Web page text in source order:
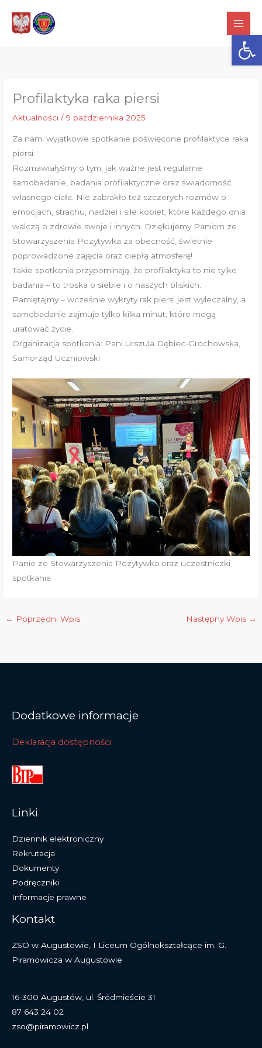
treści
Profilaktyka raka piersi
Aktualności /9 października 2025
Za nami wyjątkowe spotkanie poświęcone profilaktyce raka
piersi.
Rozmawiałyśmy o tym, jak ważne jest regularne
samobadanie, badania profilaktyczne oraz świadomość
własnego ciała. Nie zabrakło też szczerych rozmów o
emocjach, strachu, nadziei i sile kobiet, które każdego dnia
walczą o zdrowie swoje i innych. Dziękujemy Paniom ze
Stowarzyszenia Pozytywka za obecność, świetnie
poprowadzone zajęcia oraz ciepłą atmosferę!
Takie spotkania przypominają, że profilaktyka to nie tylko
badania – to troska o siebie i o naszych bliskich.
Pamiętajmy – wcześnie wykryty rak piersi jest wyleczalny, a
samobadanie zajmuje tylko kilka minut, które mogą
uratować życie.
Organizacja spotkania: Pani Urszula Dębiec-Grochowska,
Samorząd Uczniowski
Panie ze Stowarzyszenia Pozytywka oraz uczestniczki
spotkania
← Poprzedni Wpis Następny Wpis →
Dodatkowe informacje
Deklaracja dostępności
Linki
Dziennik elektroniczny
Rekrutacja
Dokumenty
Podręczniki
Informacje prawne
Kontakt
ZSO w Augustowie, I Liceum Ogólnokształcące im. G.
Piramowicza w Augustowie
16-300 Augustów, ul. Śródmieście 31
87 643 24 02
zso@piramowicz.pl